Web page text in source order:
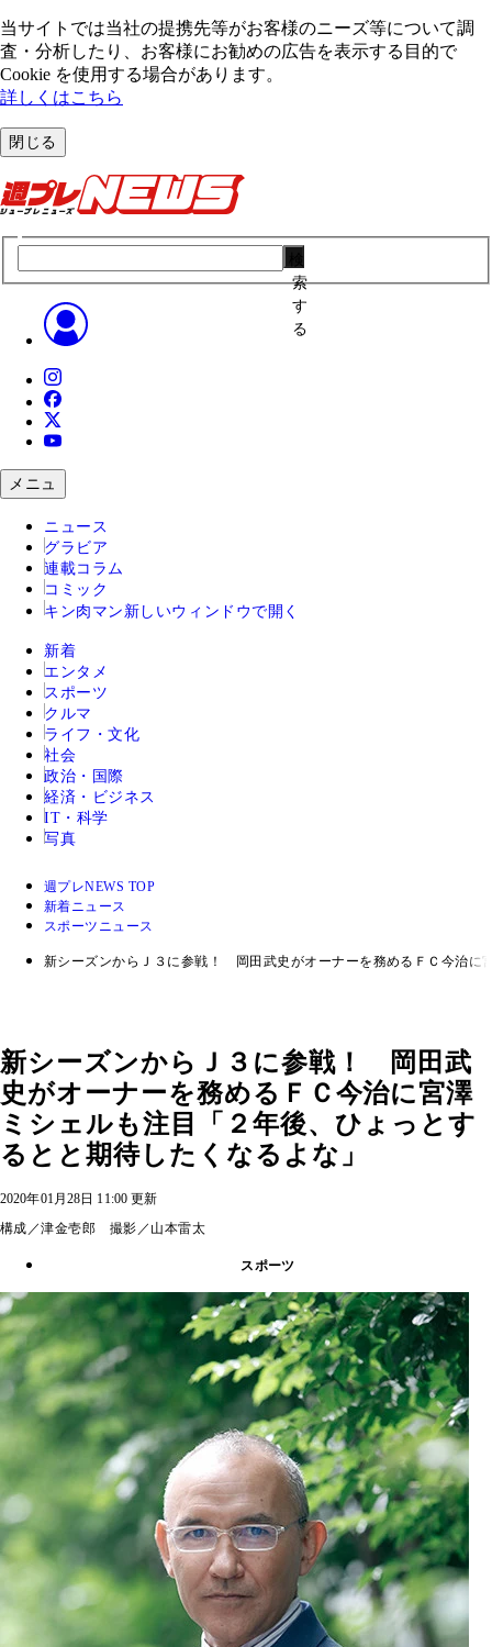
当サイトでは当社の提携先等がお客様のニーズ等について調
査・分析したり、お客様にお勧めの広告を表⽰する⽬的で
Cookie を使⽤する場合があります。
詳しくはこちら
閉じる
索
す
る
メニュ
ニュース
グラビア
連載コラム
コミック
キン肉マン 新しいウィンドウで開く
新着
エンタメ
スポーツ
クルマ
ライフ・文化
社会
政治・国際
経済・ビジネス
IT・科学
写真
週プレNEWS TOP
新着ニュース
スポーツニュース
新シーズンからＪ３に参戦！ 岡田武史がオーナーを務めるＦＣ今治に
新シーズンからＪ３に参戦！ 岡田武
史がオーナーを務めるＦＣ今治に宮澤
ミシェルも注目「２年後、ひょっとす
るとと期待したくなるよな」
2020年01月28日 11:00 更新
構成／津金壱郎 撮影／山本雷太
スポーツ